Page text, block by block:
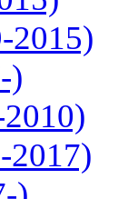
2015)
)
2017)